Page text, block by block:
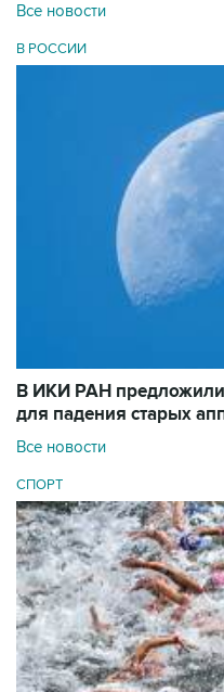
Все новости
В РОССИИ
В ИКИ РАН
для падения старых
Все новости
СПОРТ